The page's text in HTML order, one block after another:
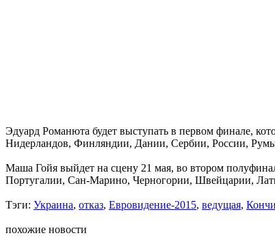
Эдуард Романюта будет выступать в первом финале,
Нидерландов, Финляндии, Дании, Сербии, России,
Маша Гойя выйдет на сцену 21 мая, во втором
Португалии, Сан-Марино, Черногории, Швейцарии,
Тэги: Украина, отказ, Евровидение-2015, ведущая,
похожие новости